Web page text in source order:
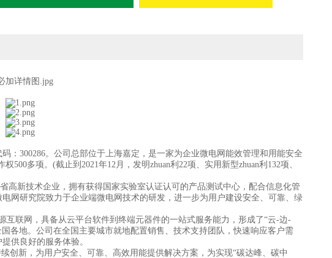
：300286。公司总部位于上海嘉定，是一家为企业微电网能效管理和用能安全
多项。(截止到2021年12月，发明zhuan利22项、实用新型zhuan利132项、
高新技术企业，拥有获得国家实验室认证认可的产品测试中心，配合信息化管
网研究院致力于企业端微电网技术的研发，进一步为用户建设安全、可靠、绿
联网，具备从云平台软件到终端元器件的一站式服务能力，形成了“云-边-
各地。公司在全国主要城市就地配置销售、技术支持团队，快速响应客户需
供良好的服务体验。
创新，为用户安全、可靠、高效用能提供解决方案，为实现“碳达峰、碳中